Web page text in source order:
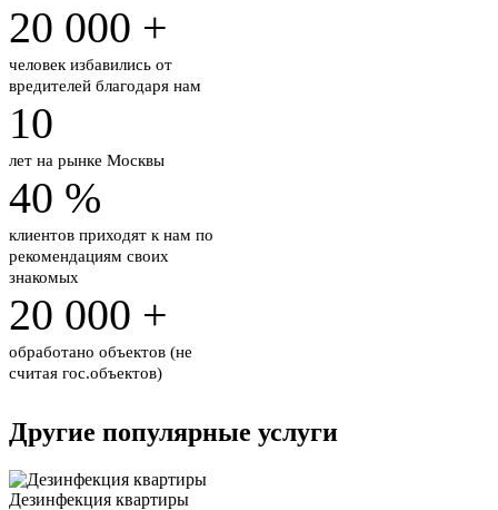
20 000 +
человек избавились от
вредителей благодаря нам
10
лет на рынке Москвы
40 %
клиентов приходят к нам по
рекомендациям своих
знакомых
20 000 +
обработано объектов (не
считая гос.объектов)
Другие популярные услуги
Дезинфекция квартиры